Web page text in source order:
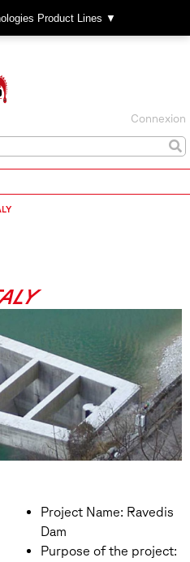
Product Lines ▼
Connexion
Project Name: Ravedis
Dam
Purpose of the project: